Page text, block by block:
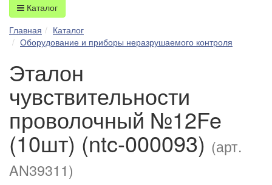
Каталог
Главная
Каталог
Оборудование и приборы неразрушаемого контроля
Эталон
чувствительности
проволочный №12Fe
(10шт) (ntc-000093) (арт.
AN39311)